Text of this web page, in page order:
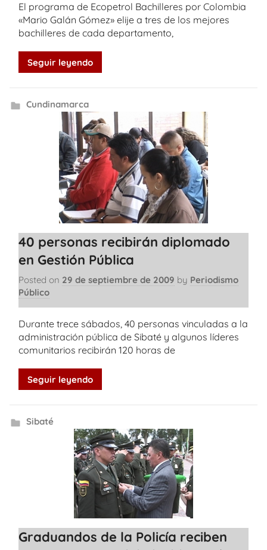
El programa de Ecopetrol Bachilleres por Colombia
«Mario Galán Gómez» elije a tres de los mejores
bachilleres de cada departamento,
Seguir leyendo
Cundinamarca
40 personas recibirán diplomado
en Gestión Pública
Posted on 29 de septiembre de 2009 by Periodismo
Público
Durante trece sábados, 40 personas vinculadas a la
administración pública de Sibaté y algunos líderes
comunitarios recibirán 120 horas de
Seguir leyendo
Sibaté
Graduandos de la Policía reciben